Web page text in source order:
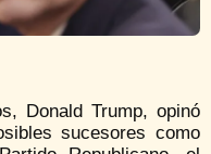
Donald Trump, opinó
sucesores como